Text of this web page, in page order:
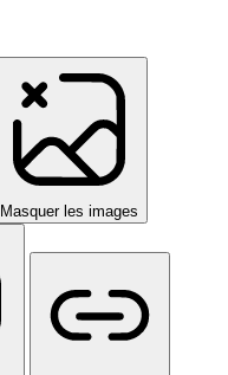
Masquer les images